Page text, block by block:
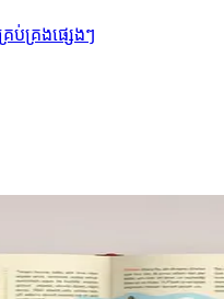
ប់គ្រងផ្សេងៗ